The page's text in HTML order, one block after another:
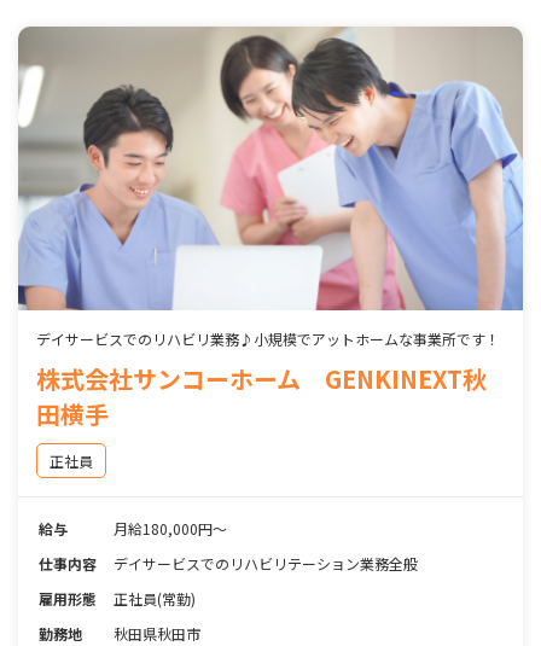
デイサービスでのリハビリ業務♪小規模でアットホームな事業所です！
株式会社サンコーホーム GENKINEXT秋
田横手
正社員
給与
月給180,000円～
仕事内容
デイサービスでのリハビリテーション業務全般
雇用形態
正社員(常勤)
勤務地
秋田県秋田市